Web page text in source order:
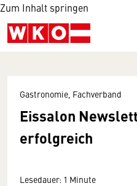
Zum Inhalt springen
Gastronomie, Fachverband
Eissalon
erfolgreich
Lesedauer: 1 Minute